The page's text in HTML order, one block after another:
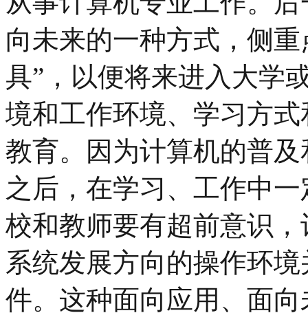
向未来的一种方式，侧
具”，以便将来进入大学
境和工作环境、学习方
教育。因为计算机的普
之后，在学习、工作中
校和教师要有超前意识
系统发展方向的操作环
件。这种面向应用、面